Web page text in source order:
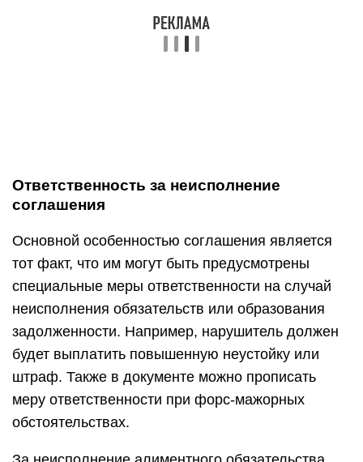
Ответственность за неисполнение
соглашения
Основной особенностью соглашения является
тот факт, что им могут быть предусмотрены
специальные меры ответственности на случай
неисполнения обязательств или образования
задолженности. Например, нарушитель должен
будет выплатить повышенную неустойку или
штраф. Также в документе можно прописать
меру ответственности при форс-мажорных
обстоятельствах.